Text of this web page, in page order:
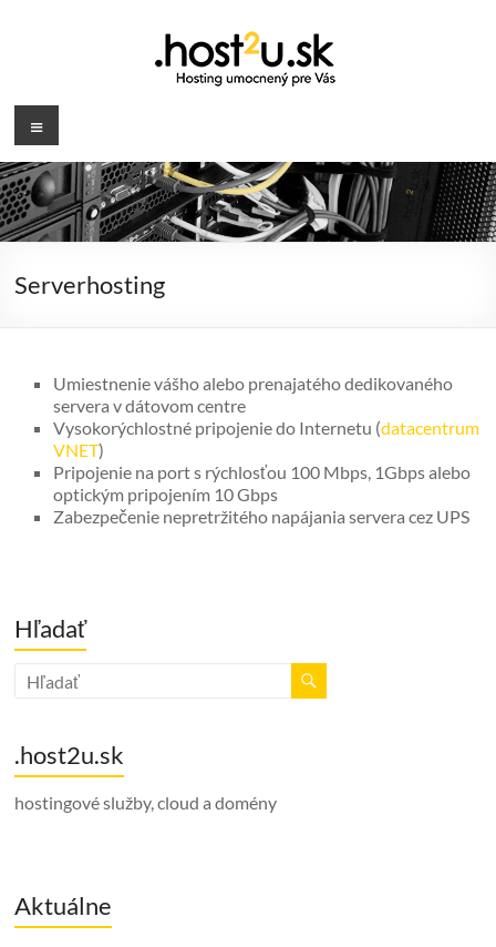
.host2u.sk
Hosting
umocnený
pre
Vás
Menu
Serverhosting
Umiestnenie vášho alebo prenajatého dedikovaného
servera v dátovom centre
Vysokorýchlostné pripojenie do Internetu (datacentrum
VNET)
Pripojenie na port s rýchlosťou 100 Mbps, 1Gbps alebo
optickým pripojením 10 Gbps
Zabezpečenie nepretržitého napájania servera cez UPS
Hľadať
.host2u.sk
hostingové služby, cloud a domény
Aktuálne